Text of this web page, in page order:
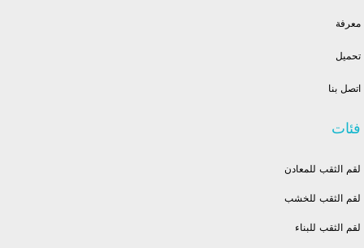
معرفة
تحميل
اتصل بنا
فئات
لقم الثقب للمعادن
لقم الثقب للخشب
لقم الثقب للبناء